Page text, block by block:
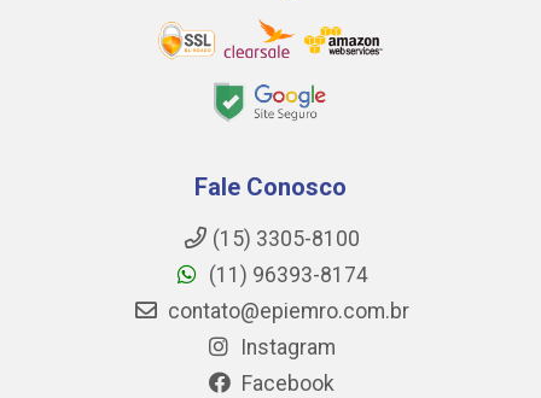
Fale Conosco
(15) 3305-8100
(11) 96393-8174
contato@epiemro.com.br
Instagram
Facebook